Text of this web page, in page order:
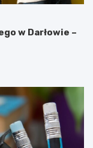
w Darłowie –